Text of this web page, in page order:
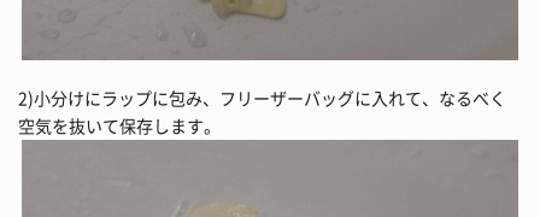
2)小分けにラップに包み、フリーザーバッグに入れて、なるべく
空気を抜いて保存します。